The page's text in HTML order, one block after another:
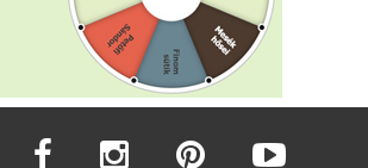
facebook instagram